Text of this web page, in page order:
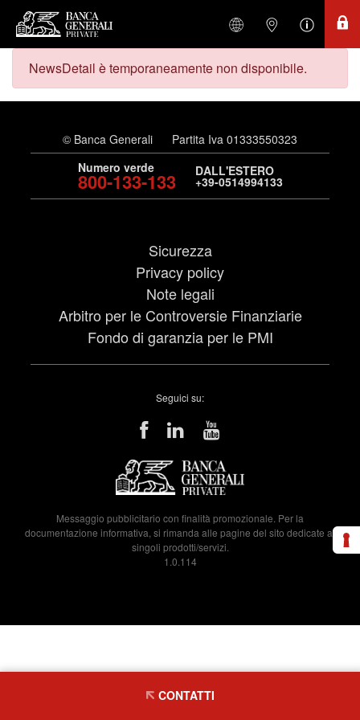
NewsDetail è temporaneamente non disponibile.
© Banca Generali
Partita Iva 01333550323
Numero verde
800-133-133 DALL'ESTERO
+39-0514994133
Sicurezza
Privacy policy
Note legali
Arbitro per le Controversie Finanziarie
Fondo di garanzia per le PMI
Seguici su:
Messaggio pubblicitario con finalità promozionale. Per la
documentazione informativa, si rimanda alle pagine del sito dedicate ai
singoli prodotti/servizi.
1.0.114
CONTATTI